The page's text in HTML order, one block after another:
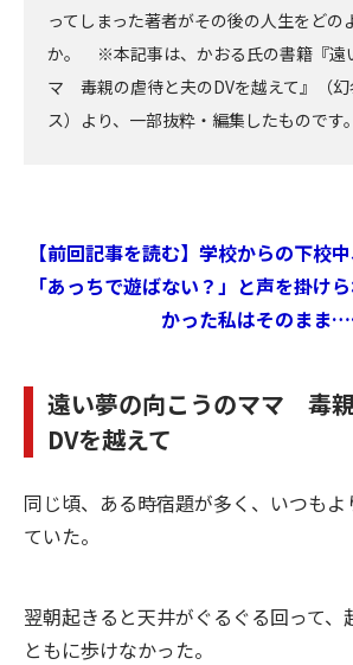
ってしまった著者がその後の人生をどの
か。 ※本記事は、かおる氏の書籍『遠
マ 毒親の虐待と夫のDVを越えて』（幻
ス）より、一部抜粋・編集したものです。
【前回記事を読む】学校からの下校
「あっちで遊ばない？」と声を掛け
かった私はそのまま
遠い夢の向こうのママ 毒
DVを越えて
同じ頃、ある時宿題が多く、いつもよ
ていた。
翌朝起きると天井がぐるぐる回って、
ともに歩けなかった。